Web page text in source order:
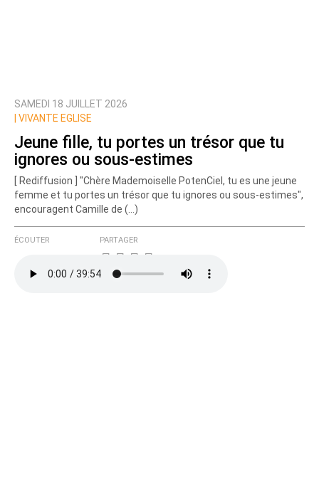
SAMEDI 18 JUILLET 2026
VIVANTE EGLISE
Jeune fille, tu portes un trésor que tu
ignores ou sous-estimes
[ Rediffusion ] "Chère Mademoiselle PotenCiel, tu es une jeune
femme et tu portes un trésor que tu ignores ou sous-estimes",
encouragent Camille de (…)
ÉCOUTER PARTAGER